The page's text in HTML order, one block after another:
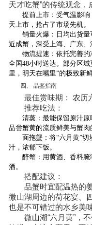
天才吃蟹”的传统观念，
提前上市：受气温影响
天上市，抢占了市场先机。
销量火爆 ：日均出货
近成蟹，深受上海、广东、
物流提速 ：依托完善
全国48小时送达。部分区
里，明天在嘴里”的极致新鲜
四、 品鉴指南
最佳赏味期：
农历
推荐吃法：
清蒸：最能保留原汁原
品尝蟹黄的流质鲜美与蟹肉
面拖蟹：将“六月黄”
汁，浓郁下饭。
醉蟹：用黄酒、香料
酒。
搭配建议：
品蟹时宜配温热的姜
微山湖周边的荷花宴、
也是不可错过的水乡美味
微山湖“六月黄”，